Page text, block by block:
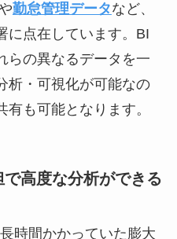
勤怠管理データなど、
に点在しています。BI
らの異なるデータを一
析・可視化が可能なの
も可能となります。
高度な分析ができる
時間かかっていた膨大